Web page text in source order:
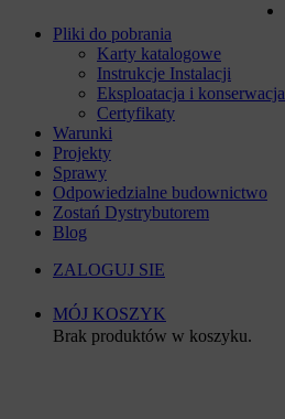
Pliki do pobrania
Karty katalogowe
Instrukcje Instalacji
Eksploatacja i konserwacja
Certyfikaty
Warunki
Projekty
Sprawy
Odpowiedzialne budownictwo
Zostań Dystrybutorem
Blog
ZALOGUJ SIE
MÓJ KOSZYK
Brak produktów w koszyku.